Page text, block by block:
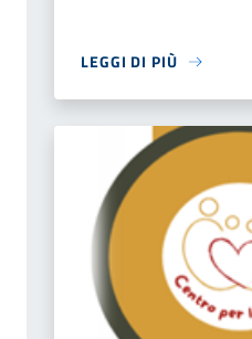
LEGGI DI PIÙ